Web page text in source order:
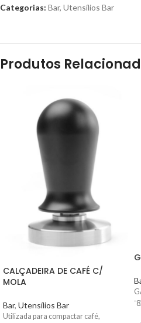
Categorias: Bar, Utensílios Bar
Produtos
CALÇADEIRA DE CAFÉ C/
MOLA
Bar, Utensílios Bar
Utilizada para compactar café,